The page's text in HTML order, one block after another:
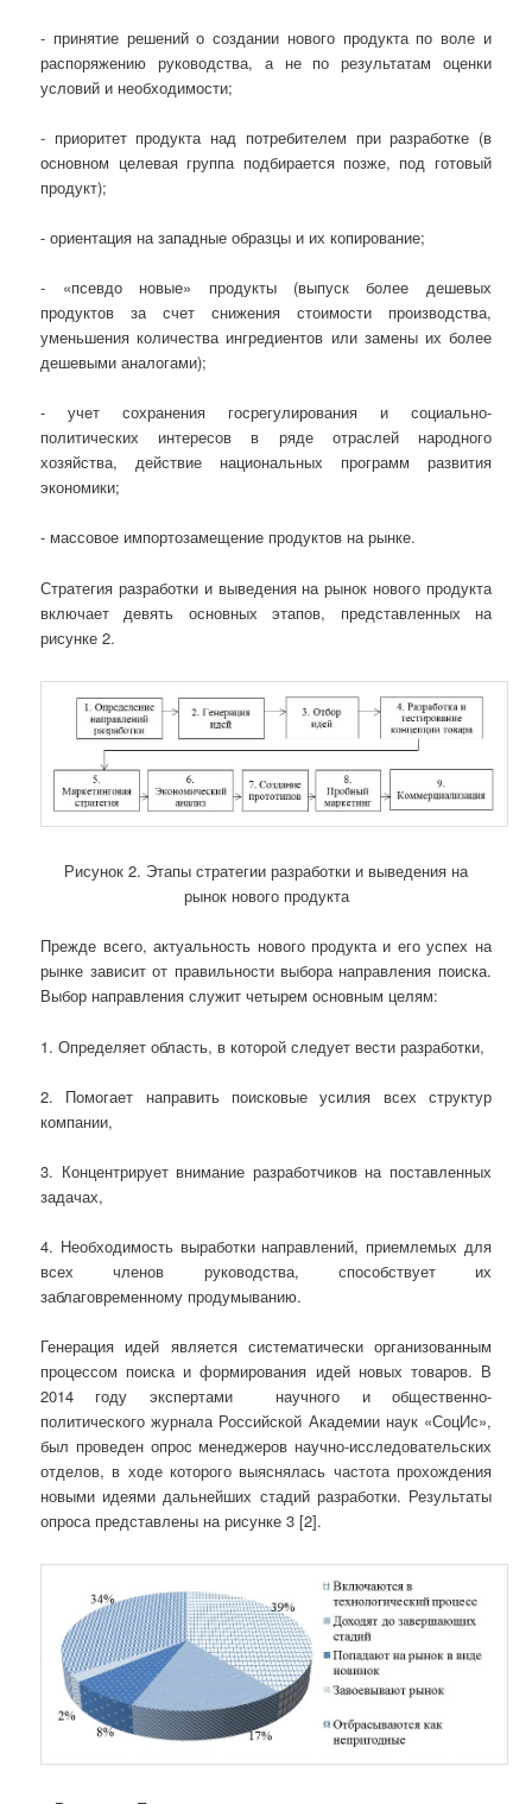
- принятие решений о создании нового продукта по воле и
распоряжению руководства, а не по результатам оценки
условий и необходимости;
- приоритет продукта над потребителем при разработке (в
основном целевая группа подбирается позже, под готовый
продукт);
- ориентация на западные образцы и их копирование;
- «псевдо новые» продукты (выпуск более дешевых
продуктов за счет снижения стоимости производства,
уменьшения количества ингредиентов или замены их более
дешевыми аналогами);
- учет сохранения госрегулирования и социально-
политических интересов в ряде отраслей народного
хозяйства, действие национальных программ развития
экономики;
- массовое импортозамещение продуктов на рынке.
Стратегия разработки и выведения на рынок нового продукта
включает девять основных этапов, представленных на
рисунке 2.
Рисунок 2. Этапы стратегии разработки и выведения на
рынок нового продукта
Прежде всего, актуальность нового продукта и его успех на
рынке зависит от правильности выбора направления поиска.
Выбор направления служит четырем основным целям:
1. Определяет область, в которой следует вести разработки,
2. Помогает направить поисковые усилия всех структур
компании,
3. Концентрирует внимание разработчиков на поставленных
задачах,
4. Необходимость выработки направлений, приемлемых для
всех членов руководства, способствует их
заблаговременному продумыванию.
Генерация идей является систематически организованным
процессом поиска и формирования идей новых товаров. В
2014 году экспертами научного и общественно-
политического журнала Российской Академии наук «СоцИс»,
был проведен опрос менеджеров научно-исследовательских
отделов, в ходе которого выяснялась частота прохождения
новыми идеями дальнейших стадий разработки. Результаты
опроса представлены на рисунке 3 [2].